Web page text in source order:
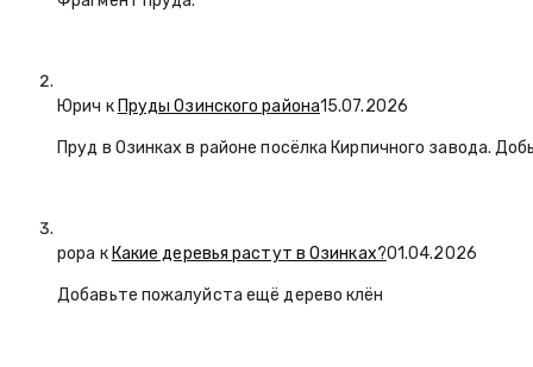
Юрич к Пруды Озинского района15.07.2026
Пруд в Озинках в районе посёлка Кирпичного завода.
popa к Какие деревья растут в Озинках?01.04.2026
Добавьте пожалуйста ещё дерево клён